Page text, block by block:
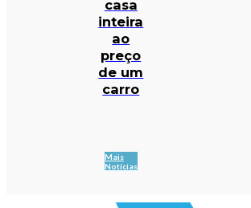
casa
inteira
ao
preço
de um
carro
Mais
Notícias